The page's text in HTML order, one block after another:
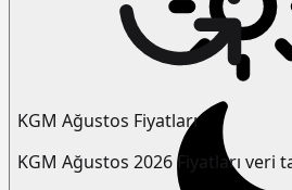
KGM Ağustos Fiyatları
KGM Ağustos 2026 Fiyatları veri